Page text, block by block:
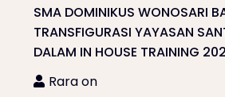
SMA DOMINIKUS WONOSARI
TRANSFIGURASI YAYASAN
DALAM IN HOUSE TRAINING
Raraon